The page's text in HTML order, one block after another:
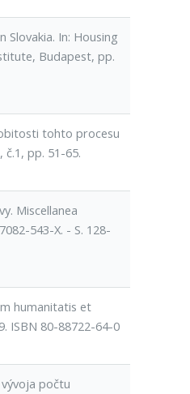
Slovakia. In: Housing
Budapest, pp.
tohto procesu
pp. 51-65.
Miscellanea
543-X. - S. 128-
humanitatis et
ISBN 80-88722-64-0
počtu